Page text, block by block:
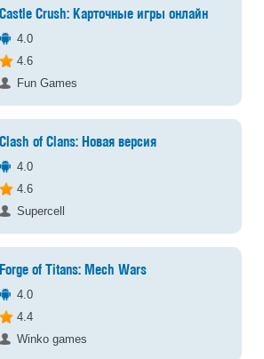
Castle Crush: Карточные игры онлайн
4.0
4.6
Fun Games
Clash of Clans: Новая версия
4.0
4.6
Supercell
Forge of Titans: Mech Wars
4.0
4.4
Winko games